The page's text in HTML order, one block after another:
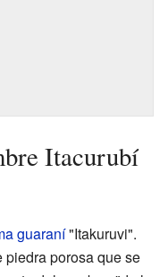
Itacurubí
guaraní"Itakuruvi".
piedra porosa que se